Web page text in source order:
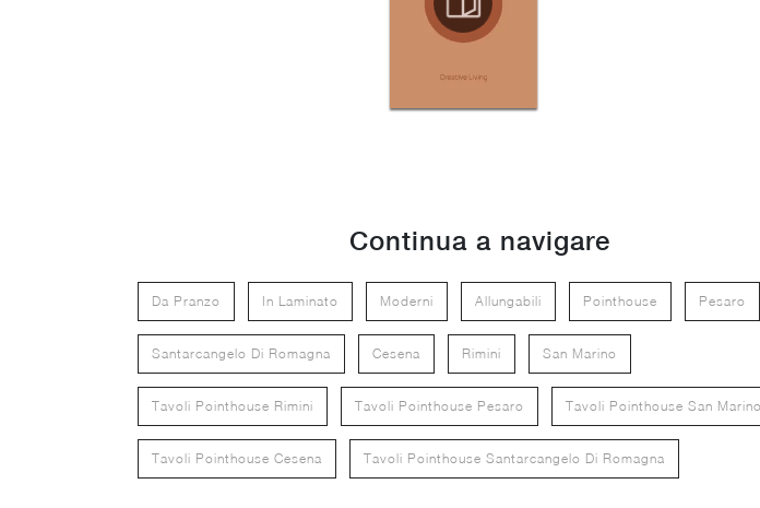
Continua a navigare
Da Pranzo In Laminato Moderni Allungabili Pointhouse Pesaro
Santarcangelo Di Romagna Cesena Rimini San Marino
Tavoli Pointhouse Rimini Tavoli Pointhouse Pesaro Tavoli Pointhouse San Marino
Tavoli Pointhouse Cesena Tavoli Pointhouse Santarcangelo Di Romagna